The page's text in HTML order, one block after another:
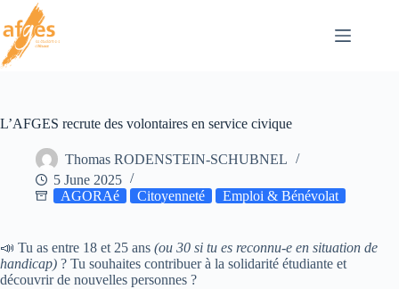
to
content
L’AFGES recrute des volontaires en service civique
Thomas RODENSTEIN-SCHUBNEL
5 June 2025
AGORAé
Citoyenneté Emploi & Bénévolat
📣 Tu as entre 18 et 25 ans (ou 30 si tu es reconnu-e en situation de
handicap) ? Tu souhaites contribuer à la solidarité étudiante et
découvrir de nouvelles personnes ?